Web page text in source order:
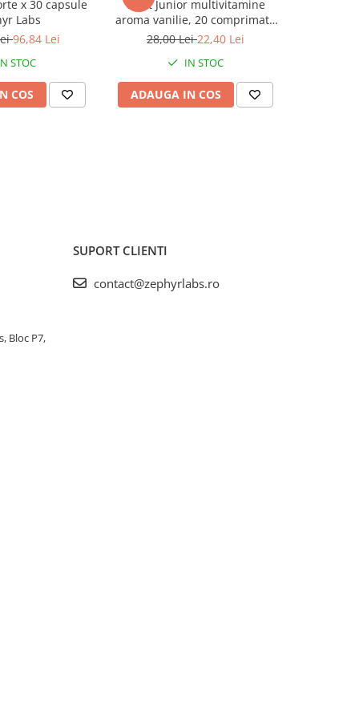
x 30 capsule
Labs
96,84 Lei
STOC
COS
Cavit Junior multivitamine
aroma vanilie, 20 comprimate
masticabile Zephyr Labs
28,00 Lei22,40 Lei
IN STOC
ADAUGA IN COS
Bloc P7,
SUPORT CLIENTI
contact@zephyrlabs.ro